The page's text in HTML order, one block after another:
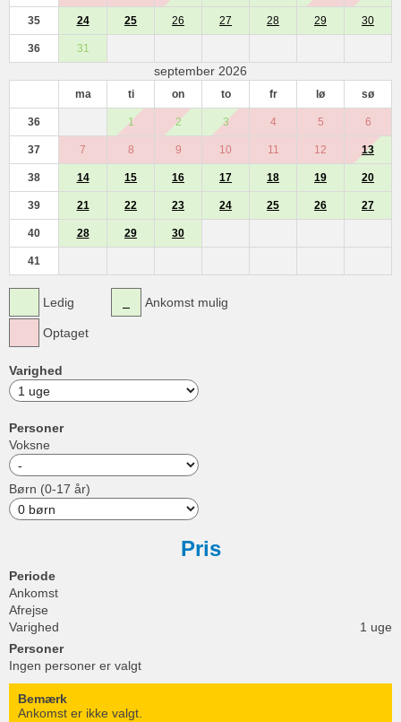
35 24 25 26 27 28 29 30
36 31
september 2026
ma ti on to fr lø sø
36 1 2 3 4 5 6
37 7 8 9 10 11 12 13
38 14 15 16 17 18 19 20
39 21 22 23 24 25 26 27
40 28 29 30
41
Ledig
Optaget
Ankomst mulig
Varighed
Personer
Voksne
Børn (0-17 år)
Pris
Periode
Ankomst
Afrejse
Varighed
1 uge
Personer
Ingen personer er valgt
Bemærk
Ankomst er ikke valgt.